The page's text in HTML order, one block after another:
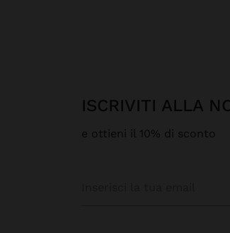
ISCRIVITI ALLA
e ottieni il 10% di sconto